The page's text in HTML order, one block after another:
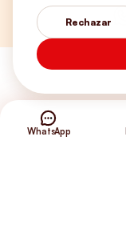
WhatsApp
Rechazar